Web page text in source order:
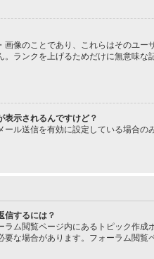
像のことであり、これらはそのユ
ランクを上げるためだけに無意味
表示されるんですけど？
ル送信を有効に設定している場合
信するには？
ム閲覧ページ内にあるトピック作
な場合があります。フォーラム閲